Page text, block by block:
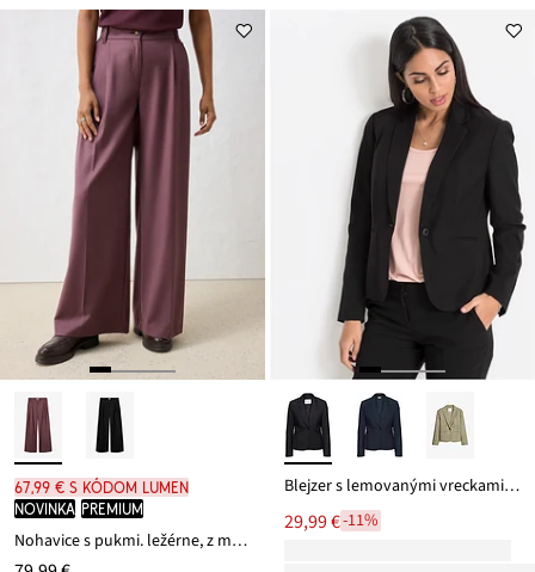
67,99 € s kódom LUMEN
novinka PREMIUM
Nohavice s pukmi. ležérne, z mäkkého vlneného podielu
Blejzer s lemovanými vreckami Petite
29,99 €-11%